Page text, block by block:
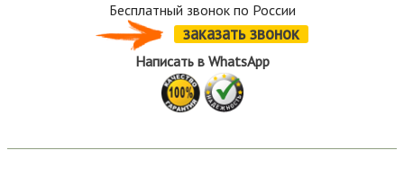
Бесплатный звонок по России
заказать звонок
Написать в WhatsApp